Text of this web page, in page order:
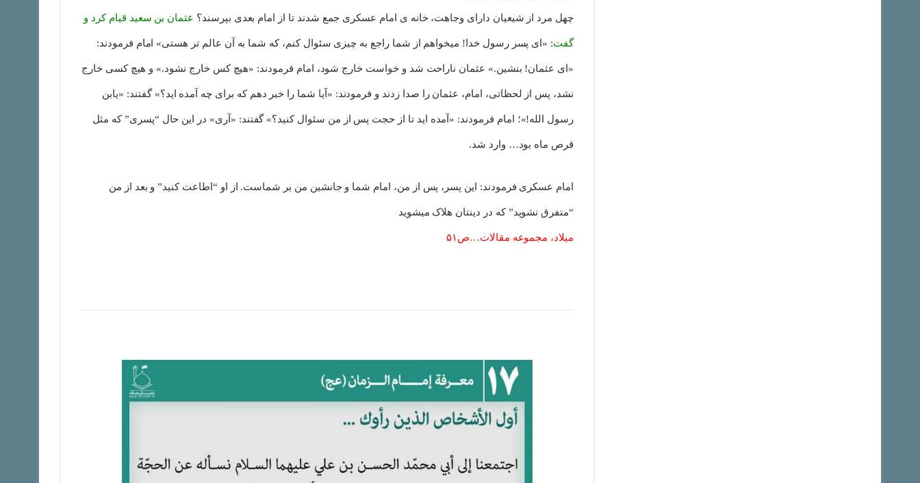
چهل مرد از شیعیان دارای وجاهت، خانه ی امام عسکری جمع شدند تا از امام بعدی بپرسند؟ عثمان بن سعید قیام کرد و
گفت: «ای پسر رسول خدا! میخواهم از شما راجع به چیزی سئوال کنم، که شما به آن عالم تر هستی» امام فرمودند:
«ای عثمان! بنشین.» عثمان ناراحت شد و خواست خارج شود، امام فرمودند: «هیچ کس خارج نشود.» و هیچ کسی خارج
نشد، پس از لحظاتی، امام، عثمان را صدا زدند و فرمودند: «آیا شما را خبر دهم که برای چه آمده اید؟» گفتند: «یابن
رسول الله!»؛ امام فرمودند: «آمده اید تا از حجت پس از من سئوال کنید؟» گفتند: «آری» در این حال “پسری” که مثل
قرص ماه بود… وارد شد.
امام عسکری فرمودند: این پسر، پس از من، امام شما و جانشین من بر شماست. از او “اطاعت کنید” و بعد از من
“متفرق نشوید” که در دینتان هلاک میشوید
میلاد، مجموعه مقالات…ص۵۱